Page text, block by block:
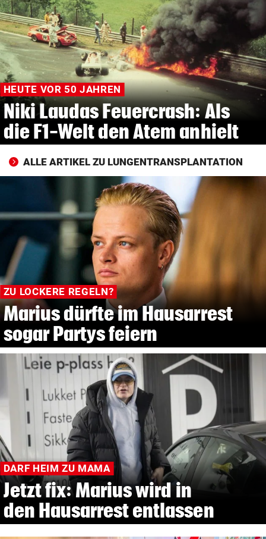
© Krone Multimedia GmbH & Co KG 2026
Muthgasse 2, 1190 Wien
HEUTE VOR 50 JAHREN
Niki Laudas Feuercrash: Als
die F1-Welt den Atem anhielt
ALLE ARTIKEL ZU LUNGENTRANSPLANTATION
ZU LOCKERE REGELN?
Marius dürfte im Hausarrest
sogar Partys feiern
DARF HEIM ZU MAMA
Jetzt fix: Marius wird in
den Hausarrest entlassen